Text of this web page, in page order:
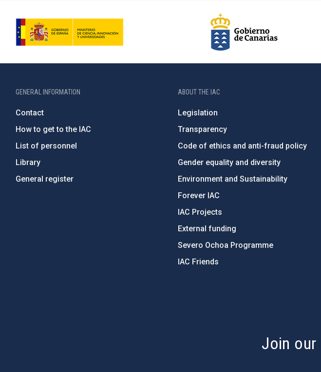
GENERAL INFORMATION
Contact
How to get to the IAC
List of personnel
Library
General register
ABOUT THE IAC
Legislation
Transparency
Code of ethics and anti-fraud policy
Gender equality and diversity
Environment and Sustainability
Forever IAC
IAC Projects
External funding
Severo Ochoa Programme
IAC Friends
Join